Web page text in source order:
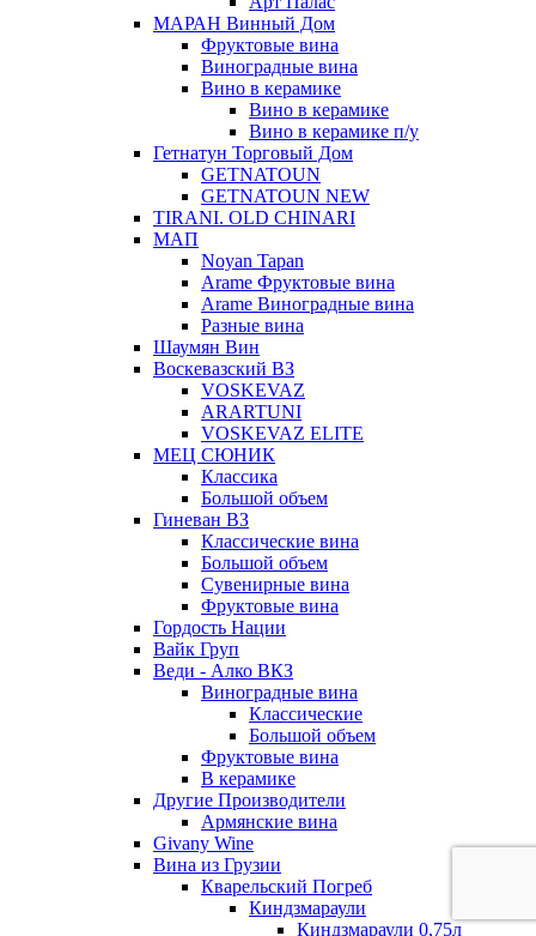
МАРАН Винный Дом
Фруктовые вина
Виноградные вина
Вино в керамике
Вино в керамике
Вино в керамике п/у
Гетнатун Торговый Дом
GETNATOUN
GETNATOUN NEW
TIRANI. OLD CHINARI
МАП
Noyan Tapan
Arame Фруктовые вина
Arame Виноградные вина
Разные вина
Шаумян Вин
Воскевазский ВЗ
VOSKEVAZ
ARARTUNI
VOSKEVAZ ELITE
МЕЦ СЮНИК
Классика
Большой объем
Гиневан ВЗ
Классические вина
Большой объем
Сувенирные вина
Фруктовые вина
Гордость Нации
Вайк Груп
Веди - Алко ВКЗ
Виноградные вина
Классические
Большой объем
Фруктовые вина
В керамике
Другие Производители
Армянские вина
Givany Wine
Вина из Грузии
Кварельский Погреб
Киндзмараули
Киндзмараули 0,75л